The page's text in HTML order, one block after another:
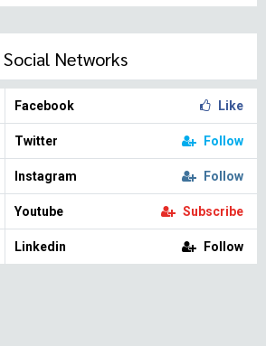
Social Networks
Facebook Like
Twitter Follow
Instagram Follow
Youtube Subscribe
Linkedin Follow